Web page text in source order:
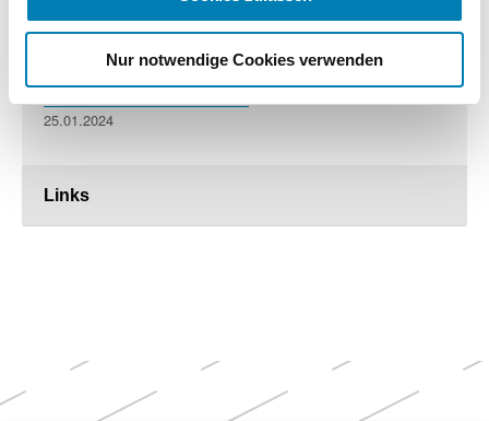
Nur notwendige Cookies verwenden
Links
Apothekenzahl sinkt immer schneller auf
dramatischen Minusrekord
25.01.2024
Weitere
Themen